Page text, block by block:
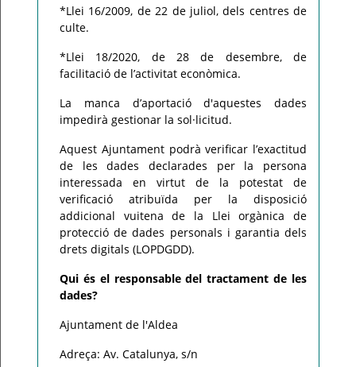
*Llei 16/2009, de 22 de juliol, dels centres de
culte.
*Llei 18/2020, de 28 de desembre, de
facilitació de l’activitat econòmica.
La manca d’aportació d'aquestes dades
impedirà gestionar la sol·licitud.
Aquest Ajuntament podrà verificar l’exactitud
de les dades declarades per la persona
interessada en virtut de la potestat de
verificació atribuïda per la disposició
addicional vuitena de la Llei orgànica de
protecció de dades personals i garantia dels
drets digitals (LOPDGDD).
Qui és el responsable del tractament de les
dades?
Ajuntament de l'Aldea
Adreça: Av. Catalunya, s/n